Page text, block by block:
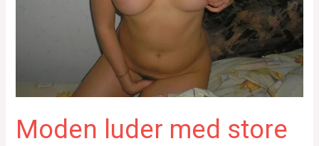
Moden luder med store